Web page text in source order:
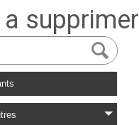
supprimer